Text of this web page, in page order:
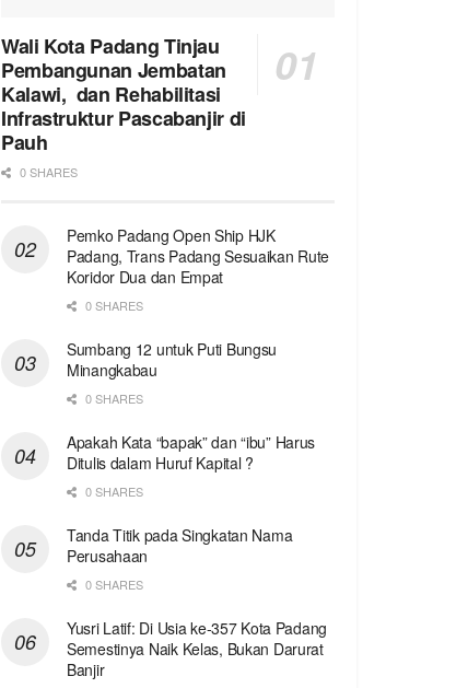
Wali Kota Padang Tinjau
Pembangunan Jembatan
Kalawi, dan Rehabilitasi
Infrastruktur Pascabanjir di
Pauh
0 SHARES
Pemko Padang Open Ship HJK
Padang, Trans Padang Sesuaikan Rute
Koridor Dua dan Empat
0 SHARES
Sumbang 12 untuk Puti Bungsu
Minangkabau
0 SHARES
Apakah Kata “bapak” dan “ibu” Harus
Ditulis dalam Huruf Kapital ?
0 SHARES
Tanda Titik pada Singkatan Nama
Perusahaan
0 SHARES
Yusri Latif: Di Usia ke-357 Kota Padang
Semestinya Naik Kelas, Bukan Darurat
Banjir